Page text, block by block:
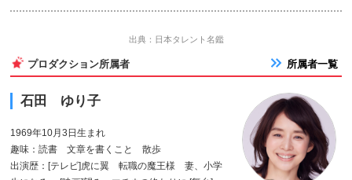
出典：日本タレント名鑑
プロダクション所属者 所属者一覧
石田 ゆり子
1969年10月3日生まれ
趣味：読書 文章を書くこと 散歩
出演歴：[テレビ]虎に翼 転職の魔王様 妻、小学